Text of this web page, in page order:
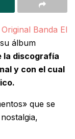
Original Banda El
álbum
la discografía
y con el cual
que se